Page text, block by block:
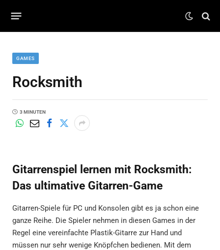
GAMES
Rocksmith
3 MINUTEN
Gitarrenspiel lernen mit Rocksmith:
Das ultimative Gitarren-Game
Gitarren-Spiele für PC und Konsolen gibt es ja schon eine
ganze Reihe. Die Spieler nehmen in diesen Games in der
Regel eine vereinfachte Plastik-Gitarre zur Hand und
müssen nur sehr wenige Knöpfchen bedienen. Mit dem